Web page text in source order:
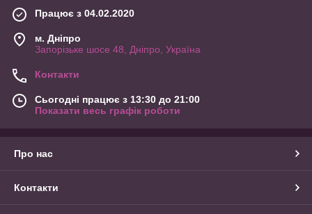
Працює з 04.02.2020
м. Дніпро
Запорізьке шосе 48, Дніпро, Україна
Контакти
Сьогодні працює з 13:30 до 21:00
Показати весь графік роботи
Про нас
Контакти